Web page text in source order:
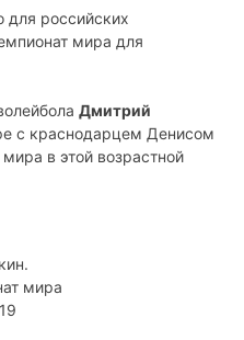
для российских
мира для
Дмитрий
с краснодарцем Денисом
в этой возрастной
мира